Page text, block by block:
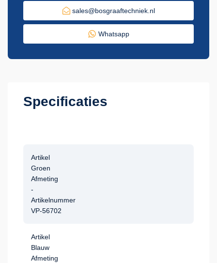
sales@bosgraaftechniek.nl
Whatsapp
Specificaties
Artikel
Groen
Afmeting
-
Artikelnummer
VP-56702
Artikel
Blauw
Afmeting